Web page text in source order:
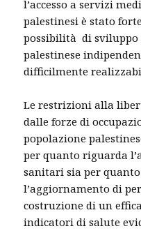
l’accesso a servizi
palestinesi è stato
possibilità di
palestinese
difficilmente
Le restrizioni alla
dalle forze di
popolazione
per quanto riguarda
sanitari sia per
l’aggiornamento di
costruzione di un
indicatori di salute